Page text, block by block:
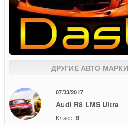
ДРУГИЕ АВТО МАРКИ
07/03/2017
Audi R8 LMS Ultra
Класс: B